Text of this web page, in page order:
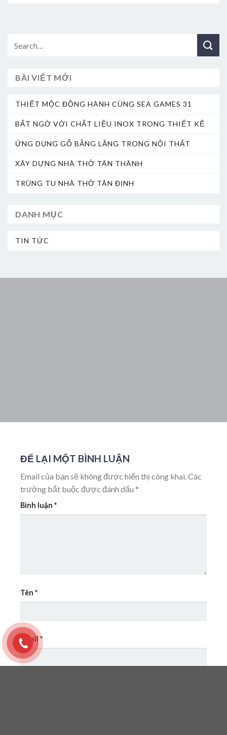
BÀI VIẾT MỚI
THIẾT MỘC ĐỒNG HÀNH CÙNG SEA GAMES 31
BẤT NGỜ VỚI CHẤT LIỆU INOX TRONG THIẾT KẾ
ỨNG DỤNG GỖ BẰNG LĂNG TRONG NỘI THẤT
XÂY DỰNG NHÀ THỜ TÂN THÀNH
TRÙNG TU NHÀ THỜ TÂN ĐỊNH
DANH MỤC
TIN TỨC
ĐỂ LẠI MỘT BÌNH LUẬN
Email của bạn sẽ không được hiển thị công khai.Các
trường bắt buộc được đánh dấu *
Bình luận *
Tên *
Email*